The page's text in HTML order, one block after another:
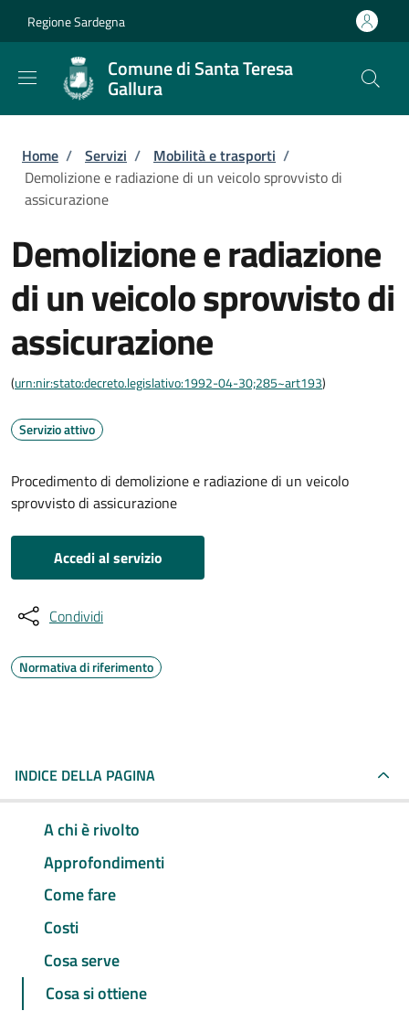
Regione Sardegna
Comune di Santa Teresa
Gallura
Briciole di pane
Home / Servizi / Mobilità e trasporti /
Demolizione e radiazione di un veicolo sprovvisto di
assicurazione
Demolizione e radiazione
di un veicolo sprovvisto di
assicurazione
(urn:nir:stato:decreto.legislativo:1992-04-30;285~art193)
Servizio attivo
Procedimento di demolizione e radiazione di un veicolo
sprovvisto di assicurazione
Accedi al servizio
Condividi
Normativa di riferimento
INDICE DELLA PAGINA
A chi è rivolto
Approfondimenti
Come fare
Costi
Cosa serve
Cosa si ottiene